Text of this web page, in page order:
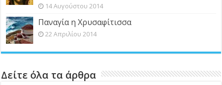
14 Αυγούστου 2014
Παναγία η Χρυσαφίτισσα
22 Απριλίου 2014
Δείτε όλα τα άρθρα